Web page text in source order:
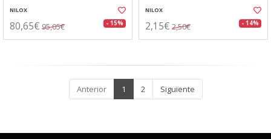
NILOX
80,65€ 95,05€ - 15%
NILOX
2,15€ 2,50€ - 14%
Anterior 1 2 Siguiente